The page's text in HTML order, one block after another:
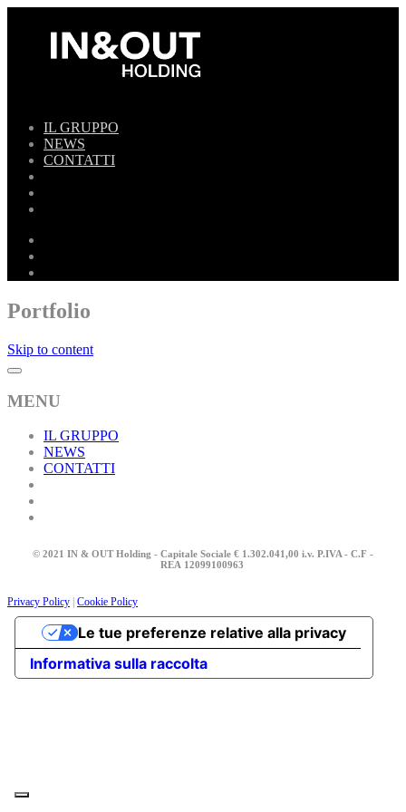
IL GRUPPO
NEWS
CONTATTI
Portfolio
Skip to content
MENU
IL GRUPPO
NEWS
CONTATTI
© 2021 IN & OUT Holding - Capitale Sociale € 1.302.041,00 i.v. P.IVA - C.F -
REA 12099100963
Privacy Policy Cookie Policy
Informativa sulla raccolta
Le tue preferenze relative alla privacy